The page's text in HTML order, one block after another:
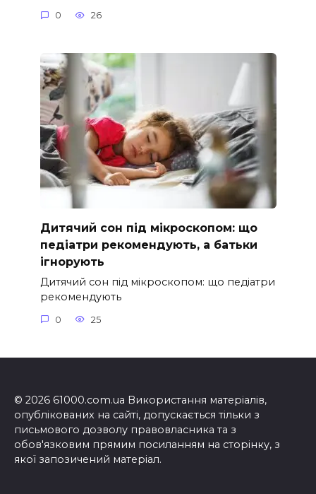
0 26
Дитячий сон під мікроскопом: що
педіатри рекомендують, а батьки
ігнорують
Дитячий сон під мікроскопом: що педіатри
рекомендують
0 25
© 2026 61000.com.ua Використання матеріалів,
опублікованих на сайті, допускається тільки з
письмового дозволу правовласника та з
обов'язковим прямим посиланням на сторінку, з
якої запозичений матеріал.